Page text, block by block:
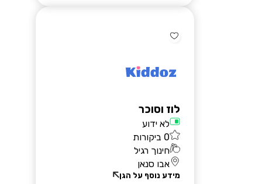
לוז וסוכר
לא ידוע
0 ביקורות
חינוך רגיל
אבו סנאן
מידע נוסף על הגן